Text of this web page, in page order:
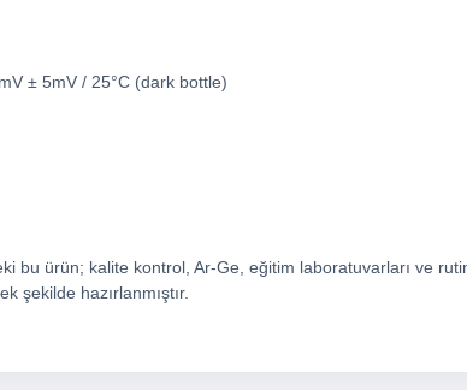
± 5mV / 25°C (dark bottle)
bu ürün; kalite kontrol, Ar-Ge, eğitim laboratuvarları ve
şekilde hazırlanmıştır.